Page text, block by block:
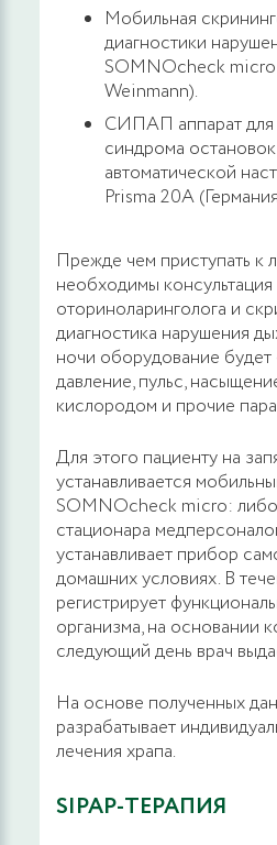
Мобильная
диагностики
SOMNOcheck micro
Weinmann).
СИПАП аппарат для
синдрома
автоматической
Prisma 20A
Прежде чем приступать к
необходимы консультация
оториноларинголога и
диагностика нарушения
ночи оборудование будет
давление, пульс,
кислородом и прочие
Для этого пациенту на
устанавливается
SOMNOcheck micro:
стационара
устанавливает прибор
домашних условиях. В
регистрирует
организма, на основании
следующий день врач
На основе полученных
разрабатывает
лечения храпа.
SIPAP-ТЕРАПИЯ